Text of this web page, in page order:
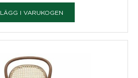
LÄGG I VARUKOGEN